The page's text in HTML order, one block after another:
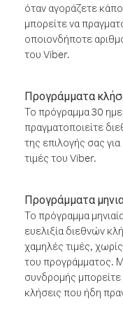
όταν αγοράζετε
μπορείτε να
οποιονδήποτε
του Viber.
Προγράμματα
Το πρόγραμμα 30
πραγματοποιείτε
της επιλογής σας
τιμές του Viber.
Προγράμματα
Το πρόγραμμα
ευελιξία διεθνών
χαμηλές τιμές,
του προγράμματος.
συνδρομής μπορείτε
κλήσεις που ήδη